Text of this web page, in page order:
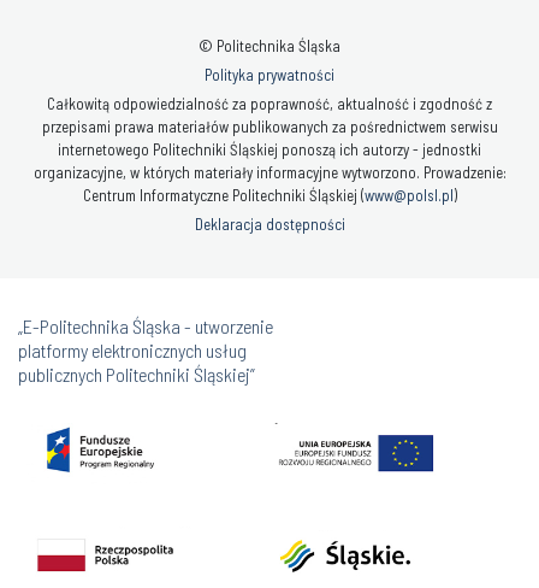
© Politechnika Śląska
Polityka prywatności
Całkowitą odpowiedzialność za poprawność, aktualność i zgodność z
przepisami prawa materiałów publikowanych za pośrednictwem serwisu
internetowego Politechniki Śląskiej ponoszą ich autorzy - jednostki
organizacyjne, w których materiały informacyjne wytworzono. Prowadzenie:
Centrum Informatyczne Politechniki Śląskiej (www@polsl.pl)
Deklaracja dostępności
„E-Politechnika Śląska - utworzenie
platformy elektronicznych usług
publicznych Politechniki Śląskiej”